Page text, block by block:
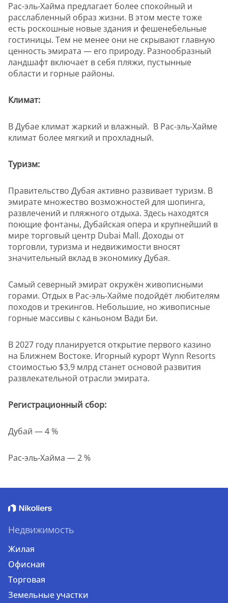
Рас-эль-Хайма предлагает более спокойный и
расслабленный образ жизни. В этом месте тоже
есть роскошные новые здания и фешенебельные
гостиницы. Тем не менее они не скрывают главную
ценность эмирата — его природу. Разнообразный
ландшафт включает в себя пляжи, пустынные
области и горные районы.
Климат:
В Дубае климат жаркий и влажный. В Рас-эль-Хайме
климат более мягкий и прохладный.
Туризм:
Правительство Дубая активно развивает туризм. В
эмирате множество возможностей для шопинга,
развлечений и пляжного отдыха. Здесь находятся
поющие фонтаны, Дубайская опера и крупнейший в
мире торговый центр Dubai Mall. Доходы от
торговли, туризма и недвижимости вносят
значительный вклад в экономику Дубая.
Самый северный эмират окружён живописными
горами. Отдых в Рас-эль-Хайме подойдёт любителям
походов и трекингов. Небольшие, но живописные
горные массивы с каньоном Вади Би.
В 2027 году планируется открытие первого казино
на Ближнем Востоке. Игорный курорт Wynn Resorts
стоимостью $3,9 млрд станет основой развития
развлекательной отрасли эмирата.
Регистрационный сбор:
Дубай — 4 %
Рас-эль-Хайма — 2 %
Недвижимость
Жилая
Офисная
Торговая
Земельные участки